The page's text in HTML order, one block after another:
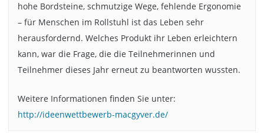
hohe Bordsteine, schmutzige Wege, fehlende Ergonomie
– für Menschen im Rollstuhl ist das Leben sehr
herausfordernd. Welches Produkt ihr Leben erleichtern
kann, war die Frage, die die Teilnehmerinnen und
Teilnehmer dieses Jahr erneut zu beantworten wussten.
Weitere Informationen finden Sie unter:
http://ideenwettbewerb-macgyver.de/